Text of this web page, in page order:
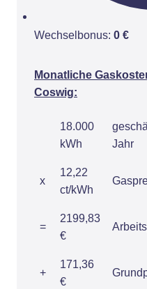
Wechselbonus: 0 €
Monatliche
Coswig:
18.000
kWh
Jahr
x
12,22
ct/kWh
=
2199,83
€
+
171,36
€